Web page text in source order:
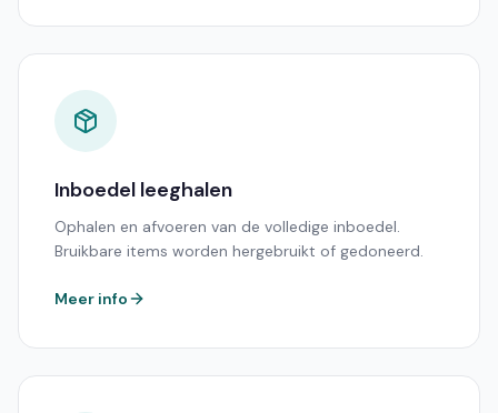
Inboedel leeghalen
Ophalen en afvoeren van de volledige inboedel.
Bruikbare items worden hergebruikt of gedoneerd.
Meer info